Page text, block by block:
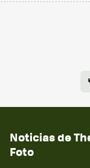
Noticias de
Foto